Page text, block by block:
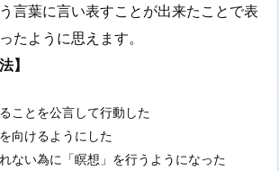
言葉に言い表すことが出来たことで表
たように思えます。
】
ことを公言して行動した
向けるようにした
ない為に「瞑想」を行うようになった